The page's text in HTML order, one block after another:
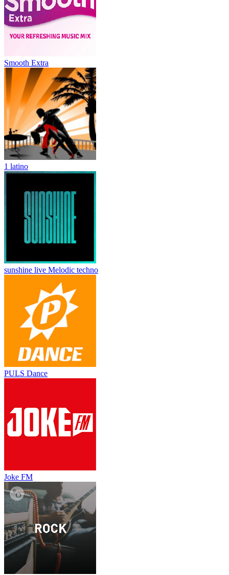
Smooth Extra
1 latino
sunshine live Melodic techno
PULS Dance
Joke FM